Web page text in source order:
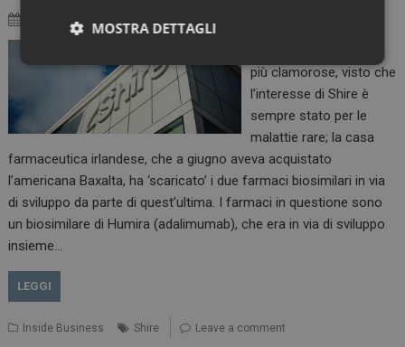
28 Settembre 2016 Marco Landucci
più clamorose, visto che
l’interesse di Shire è
sempre stato per le
malattie rare; la casa
farmaceutica irlandese, che a giugno aveva acquistato
l’americana Baxalta, ha ‘scaricato’ i due farmaci biosimilari in via
di sviluppo da parte di quest’ultima. I farmaci in questione sono
un biosimilare di Humira (adalimumab), che era in via di sviluppo
insieme…
LEGGI
Inside Business Shire Leave a comment
MOSTRA DETTAGLI
Necessari Marketing
Necessari Marketing
I cookie necessari contribuiscono a rendere fruibile il